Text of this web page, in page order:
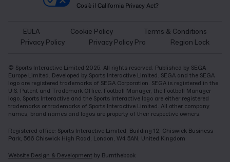
Cos'è il California Privacy Act?
EULA Cookie Policy
Terms & Conditions
Privacy Policy
Privacy Policy Pro Region Lock
© Sports Interactive Limited 2025. All rights reserved. Published by SEGA
Europe Limited. Developed by Sports Interactive Limited. SEGA and the SEGA
logo are registered trademarks of SEGA Corporation. SEGA is registered in the
U.S. Patent and Trademark Office. Football Manager, the Football Manager
logo, Sports Interactive and the Sports Interactive logo are either registered
trademarks or trademarks of Sports Interactive Limited. All other company
names, brand names and logos are property of their respective owners.
Registered office: Sports Interactive Limited, Building 12, Chiswick Business
Park, 566 Chiswick High Road, London, W4 5AN, United Kingdom
Website Design & Development by Burnthebook